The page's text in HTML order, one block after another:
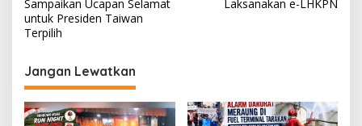
v
i
g
a
s
Sampaikan Ucapan Selamat
untuk Presiden Taiwan
Terpilih
Laksanakan e-LHKPN
Jangan Lewatkan